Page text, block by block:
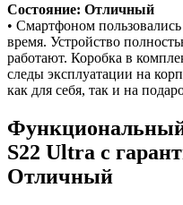
Состояние: Отличный
• Смартфоном
время. Устройство
работают. Коробка в
следы эксплуатации на
как для себя, так и на
S22 Ultra с
Отличный